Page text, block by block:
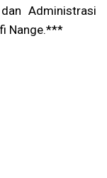
Administrasi
Nange.***